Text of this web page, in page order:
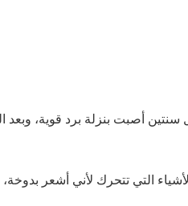
التاسع، قبل سنتين أصبت بنزلة برد قوية،
التي تتحرك لأني أشعر